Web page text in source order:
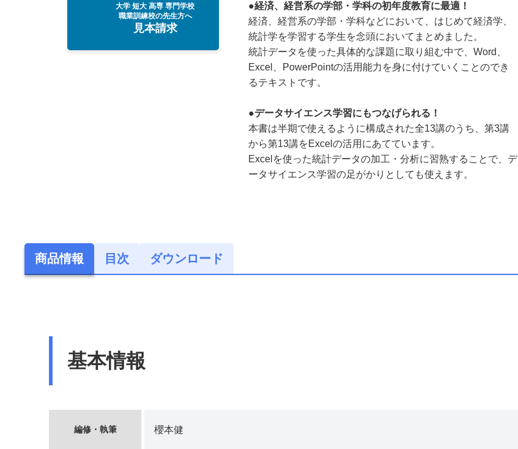
大学 短大 高専 専門学校
職業訓練校の先生方へ
見本請求
●経済、経営系の学部・学科の初年度教育に最適！
経済、経営系の学部・学科などにおいて、はじめて経済学、
統計学を学習する学生を念頭においてまとめました。
統計データを使った具体的な課題に取り組む中で、Word、
Excel、PowerPointの活用能力を身に付けていくことのでき
るテキストです。
●データサイエンス学習にもつなげられる！
本書は半期で使えるように構成された全13講のうち、第3講
から第13講をExcelの活用にあてています。
Excelを使った統計データの加工・分析に習熟することで、デ
ータサイエンス学習の足がかりとしても使えます。
商品情報 目次 ダウンロード
基本情報
編修・執筆 櫻本健